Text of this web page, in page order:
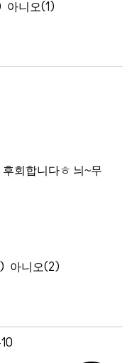
1
회합니다ㅎ 늬~무
2